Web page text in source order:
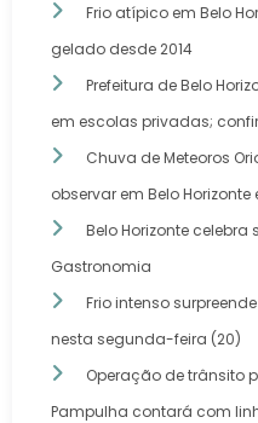
Frio atípico em Belo
gelado desde 2014
Prefeitura de Belo
em escolas privadas;
Chuva de Meteoros
observar em Belo Horizonte
Belo Horizonte celebra
Gastronomia
Frio intenso
nesta segunda-feira (20)
Operação de trânsito
Pampulha contará com